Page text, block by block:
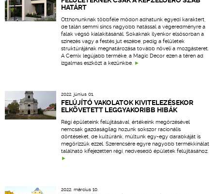
HATÁRT
Otthonunknak többféle módon adhatunk egyedi karaktert,
de talán semmi sincs nagyobb hatással a végeredményre a
falak végső kialakításánál. Sokaknak ilyenkor elsősorban a
színezés vagy a festés jut eszébe, pedig a felületek
struktúrájának meghatározása tovább növeli a mozgásteret.
A Cemix legújabb terméke, a Magic Decor ezen a téren ad
izgalmas eszközt a kezünkbe.
2022. június 01.
FELÚJÍTÓ VAKOLATOK KIVITELEZÉSEKOR
ELKÖVETETT LEGGYAKORIBB HIBÁK
Régi épületeink felújításával, értékeink megőrzésével
nemcsak gazdaságilag hozunk sokszor racionális
döntéseket, de kultúránk, múltunk egy-egy darabkáját is
megőrizzük ezzel. Szerencsére egyre nagyobb termékkínálat
található kifejezetten régi, nedvesedő épületek felújításához.
2022. március 10.